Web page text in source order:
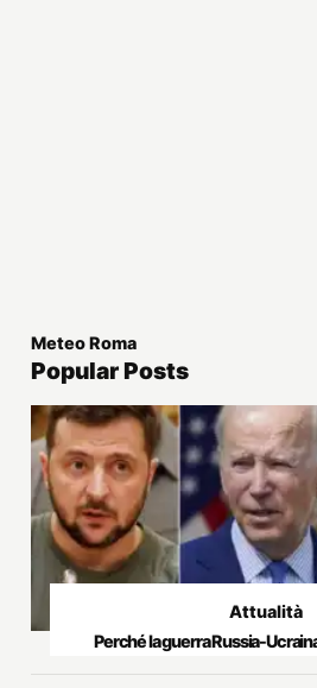
Meteo Roma
Popular Posts
Attualità
Perché la guerra Russia-